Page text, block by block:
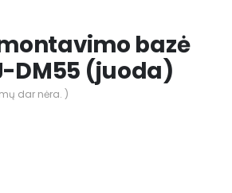
bazė
DM55 (juoda)
dar nėra. )